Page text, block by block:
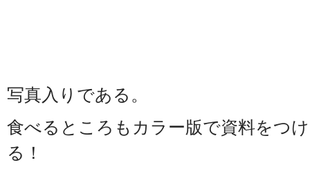
写真入りである。
食べるところもカラー版で資料をつ
る！